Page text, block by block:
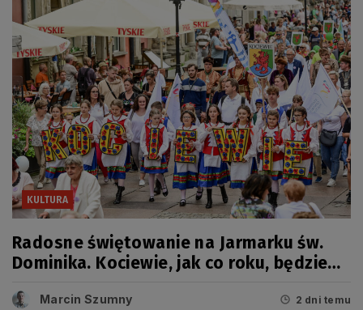
KULTURA
Radosne świętowanie na Jarmarku św.
Dominika. Kociewie, jak co roku, będzie
Marcin Szumny 2 dni temu